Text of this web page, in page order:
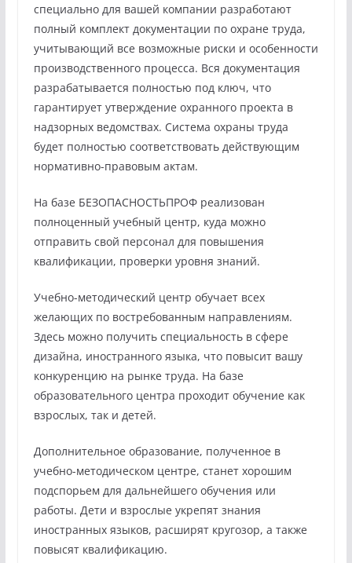
специально для вашей компании разработают
полный комплект документации по охране труда,
учитывающий все возможные риски и особенности
производственного процесса. Вся документация
разрабатывается полностью под ключ, что
гарантирует утверждение охранного проекта в
надзорных ведомствах. Система охраны труда
будет полностью соответствовать действующим
нормативно-правовым актам.
На базе БЕЗОПАСНОСТЬПРОФ реализован
полноценный учебный центр, куда можно
отправить свой персонал для повышения
квалификации, проверки уровня знаний.
Учебно-методический центр обучает всех
желающих по востребованным направлениям.
Здесь можно получить специальность в сфере
дизайна, иностранного языка, что повысит вашу
конкуренцию на рынке труда. На базе
образовательного центра проходит обучение как
взрослых, так и детей.
Дополнительное образование, полученное в
учебно-методическом центре, станет хорошим
подспорьем для дальнейшего обучения или
работы. Дети и взрослые укрепят знания
иностранных языков, расширят кругозор, а также
повысят квалификацию.